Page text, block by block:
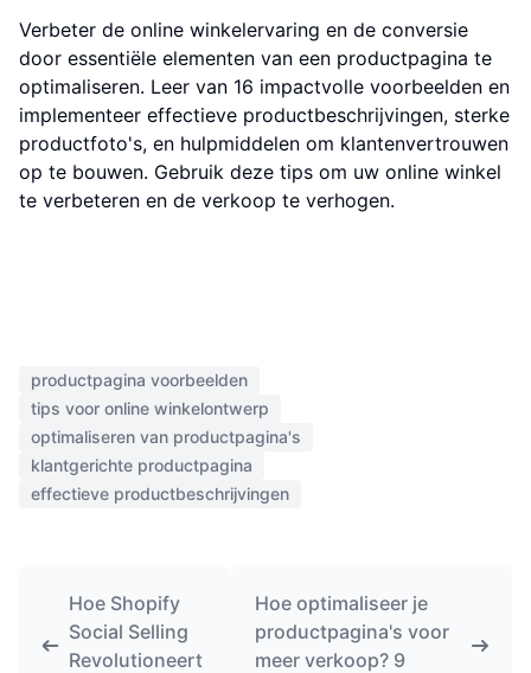
Verbeter de online winkelervaring en de conversie
door essentiële elementen van een productpagina te
optimaliseren. Leer van 16 impactvolle voorbeelden en
implementeer effectieve productbeschrijvingen, sterke
productfoto's, en hulpmiddelen om klantenvertrouwen
op te bouwen. Gebruik deze tips om uw online winkel
te verbeteren en de verkoop te verhogen.
productpagina voorbeelden
tips voor online winkelontwerp
optimaliseren van productpagina's
klantgerichte productpagina
effectieve productbeschrijvingen
Hoe Shopify
Social Selling
Revolutioneert
Hoe optimaliseer je
productpagina's voor
meer verkoop? 9